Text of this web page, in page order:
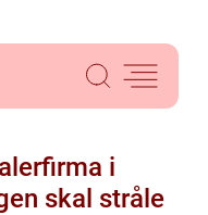
i
skal stråle